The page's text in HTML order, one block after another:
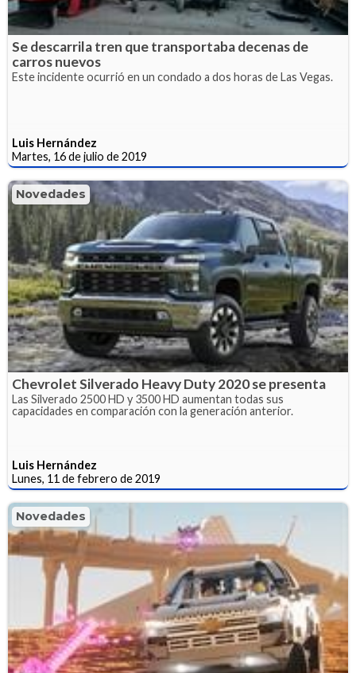
Se descarrila tren que transportaba decenas de
carros nuevos
Este incidente ocurrió en un condado a dos horas de Las Vegas.
Luis Hernández
Martes, 16 de julio de 2019
Novedades
Chevrolet Silverado Heavy Duty 2020 se presenta
Las Silverado 2500 HD y 3500 HD aumentan todas sus
capacidades en comparación con la generación anterior.
Luis Hernández
Lunes, 11 de febrero de 2019
Novedades